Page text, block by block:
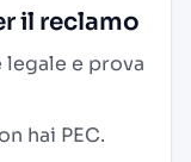
il reclamo
legale e prova
hai PEC.